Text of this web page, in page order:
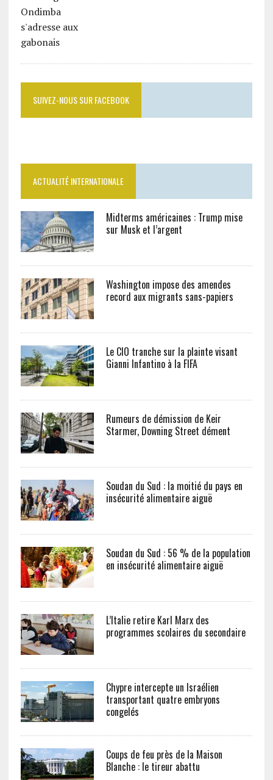
SUIVEZ-NOUS SUR FACEBOOK
ACTUALITÉ INTERNATIONALE
Midterms américaines : Trump mise
sur Musk et l’argent
Washington impose des amendes
record aux migrants sans-papiers
Le CIO tranche sur la plainte visant
Gianni Infantino à la FIFA
Rumeurs de démission de Keir
Starmer, Downing Street dément
Soudan du Sud : la moitié du pays en
insécurité alimentaire aiguë
Soudan du Sud : 56 % de la population
en insécurité alimentaire aiguë
L’Italie retire Karl Marx des
programmes scolaires du secondaire
Chypre intercepte un Israélien
transportant quatre embryons
congelés
Coups de feu près de la Maison
Blanche : le tireur abattu